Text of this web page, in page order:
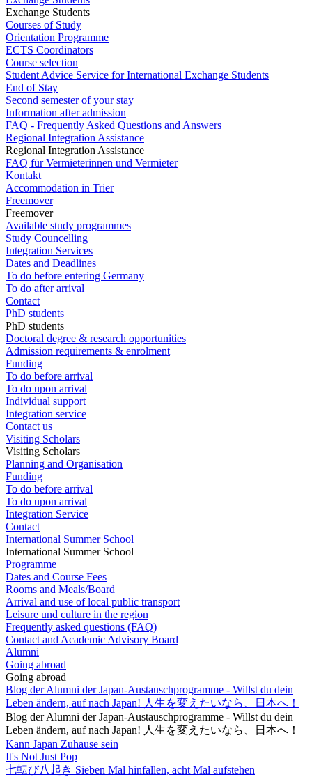
Exchange Students
Courses of Study
Orientation Programme
ECTS Coordinators
Course selection
Student Advice Service for International Exchange Students
End of Stay
Second semester of your stay
Information after admission
FAQ - Frequently Asked Questions and Answers
Regional Integration Assistance
Regional Integration Assistance
FAQ für Vermieterinnen und Vermieter
Kontakt
Accommodation in Trier
Freemover
Freemover
Available study programmes
Study Councelling
Integration Services
Dates and Deadlines
To do before entering Germany
To do after arrival
Contact
PhD students
PhD students
Doctoral degree & research opportunities
Admission requirements & enrolment
Funding
To do before arrival
To do upon arrival
Individual support
Integration service
Contact us
Visiting Scholars
Visiting Scholars
Planning and Organisation
Funding
To do before arrival
To do upon arrival
Integration Service
Contact
International Summer School
International Summer School
Programme
Dates and Course Fees
Rooms and Meals/Board
Arrival and use of local public transport
Leisure und culture in the region
Frequently asked questions (FAQ)
Contact and Academic Advisory Board
Alumni
Going abroad
Going abroad
Blog der Alumni der Japan-Austauschprogramme - Willst du dein
Leben ändern, auf nach Japan! 人生を変えたいなら、日本へ！
Blog der Alumni der Japan-Austauschprogramme - Willst du dein
Leben ändern, auf nach Japan! 人生を変えたいなら、日本へ！
Kann Japan Zuhause sein
It's Not Just Pop
七転び八起き Sieben Mal hinfallen, acht Mal aufstehen